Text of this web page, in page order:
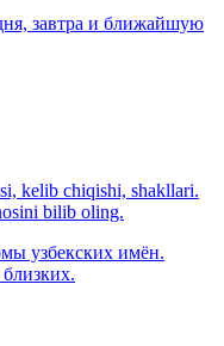
завтра и ближайшую
kelib chiqishi, shakllari.
bilib oling.
узбекских имён.